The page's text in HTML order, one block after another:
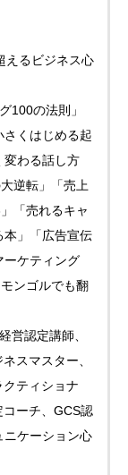
えるビジネス心
100の法則」
さくはじめる起
変わる話し方
逆転」「売上
「売れるキャ
本」「広告宣伝
ーケティング
ンゴルでも翻
営認定講師、
スマスター、
ティショナ
ーチ、GCS認
ニケーション心